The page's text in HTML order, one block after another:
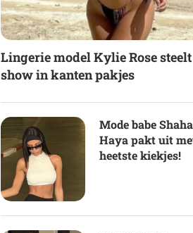
Lingerie model Kylie Rose
show in kanten pakjes
Mode babe
Haya pakt uit
heetste kiekjes!